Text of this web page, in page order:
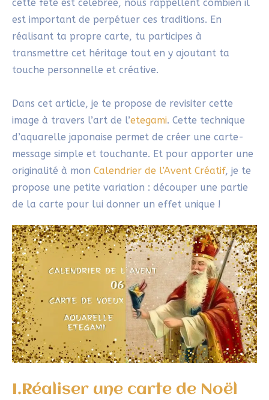
I.Réaliser une carte de Noël
de Saint-Nicolas : les étapes
clés
Noël d’un Saint-Nicolas ? Avec l’art de l’etegami
simplicité et spontanéité sont les maîtres-mots.
Inutile de chercher la perfection, ce qui compte,
c’est d’exprimer ton interprétation de Saint-Nicolas
en toute liberté. Ajoutons à cela une petite touche
d’originalité avec une découpe qui viendra sublimer
ta carte. Voici les étapes à suivre :
1.Peindre et découper une carte de
Saint-Nicolas à l’aquarelle : le
matériel nécessaire
Pour créer la carte de Noël d’un Saint-Nicolas, il te
faut peu de matériel :
Papier épais : Choisis un papier adapté à
l’aquarelle, au format carte postale.
palette simple avec du rouge, de l’ocre jaune,